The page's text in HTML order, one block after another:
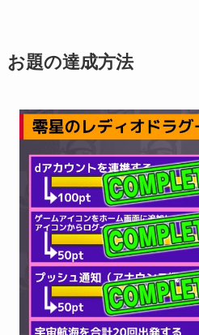
お題の達成方法